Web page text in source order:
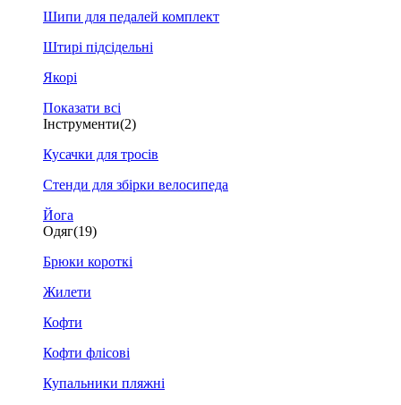
Шипи для педалей комплект
Штирі підсідельні
Якорі
Показати всі
Інструменти(2)
Кусачки для тросів
Стенди для збірки велосипеда
Йога
Одяг(19)
Брюки короткі
Жилети
Кофти
Кофти флісові
Купальники пляжні